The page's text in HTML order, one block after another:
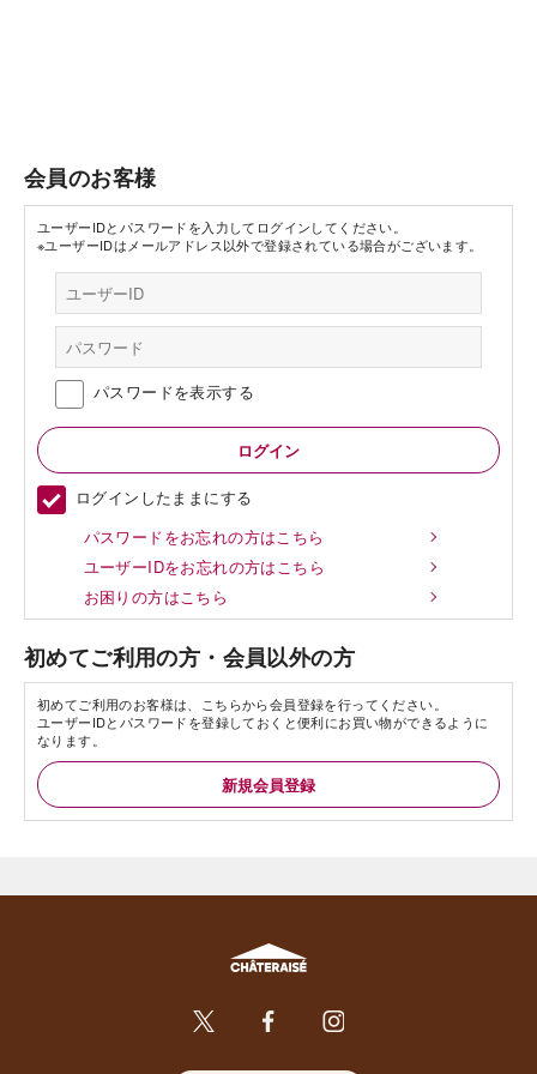
会員のお客様
ユーザーIDとパスワードを入力してログインしてください。
※ユーザーIDはメールアドレス以外で登録されている場合がございます。
パスワードを表示する
ログインしたままにする
パスワードをお忘れの方はこちら
ユーザーIDをお忘れの方はこちら
お困りの方はこちら
初めてご利用の方・会員以外の方
初めてご利用のお客様は、こちらから会員登録を行ってください。
ユーザーIDとパスワードを登録しておくと便利にお買い物ができるように
なります。